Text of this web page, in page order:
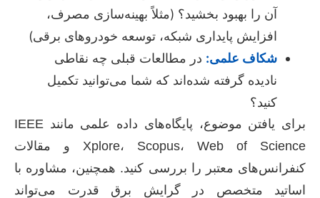
آن را بهبود بخشید؟ (مثلاً بهینه‌سازی مصرف،
افزایش پایداری شبکه، توسعه خودروهای برقی)
شکاف علمی: در مطالعات قبلی چه نقاطی
نادیده گرفته شده‌اند که شما می‌توانید تکمیل
کنید؟
برای یافتن موضوع، پایگاه‌های داده علمی مانند IEEE
Xplore، Scopus، Web of Science و مقالات
کنفرانس‌های معتبر را بررسی کنید. همچنین، مشاوره با
اساتید متخصص در گرایش برق قدرت می‌تواند